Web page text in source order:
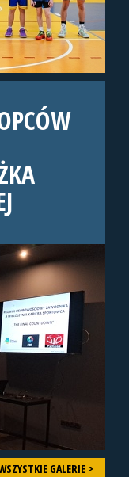
GALERIE >